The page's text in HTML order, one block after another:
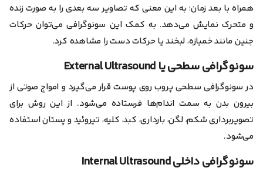
همراه با بعد زمان؛ به این معنی که تصاویر سه بعدی را به صورت زنده
و متحرک نمایش می‌دهد. به کمک این سونوگرافی می‌توان حرکات
جنین مانند خمیازه، لبخند یا حرکات دست را مشاهده کرد.
سونوگرافی سطحی یا External Ultrasound
در سونوگرافی سطحی پروب روی پوست قرار می‌گیرد و امواج صوتی از
بیرون بدن به سمت اندام‌ها فرستاده می‌شود. از این روش برای
تصویربرداری شکم، لگن، بارداری، کبد، کلیه، تیروئید و پستان استفاده
می‌شود.
سونوگرافی داخلی Internal Ultrasound